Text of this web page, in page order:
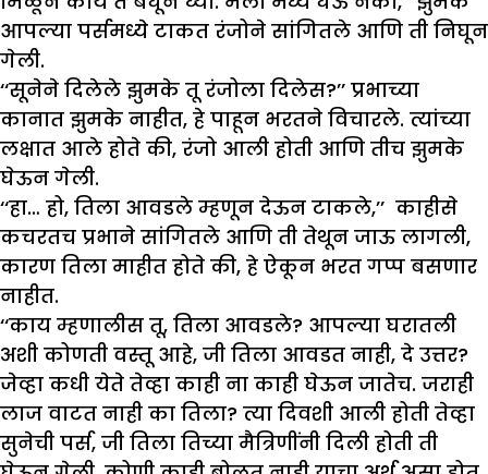
आपल्या पर्समध्ये टाकत रंजोने सांगितले आणि ती निघून
गेली.
‘‘सूनेने दिलेले झुमके तू रंजोला दिलेस?’’ प्रभाच्या
कानात झुमके नाहीत, हे पाहून भरतने विचारले. त्यांच्या
लक्षात आले होते की, रंजो आली होती आणि तीच झुमके
घेऊन गेली.
‘‘हा… हो, तिला आवडले म्हणून देऊन टाकले,’’ काहीसे
कचरतच प्रभाने सांगितले आणि ती तेथून जाऊ लागली,
कारण तिला माहीत होते की, हे ऐकून भरत गप्प बसणार
नाहीत.
‘‘काय म्हणालीस तू, तिला आवडले? आपल्या घरातली
अशी कोणती वस्तू आहे, जी तिला आवडत नाही, दे उत्तर?
जेव्हा कधी येते तेव्हा काही ना काही घेऊन जातेच. जराही
लाज वाटत नाही का तिला? त्या दिवशी आली होती तेव्हा
सुनेची पर्स, जी तिला तिच्या मैत्रिणींनी दिली होती ती